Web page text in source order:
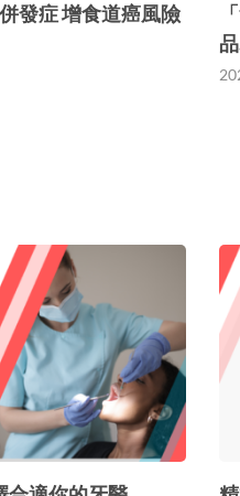
發症 增食道癌風險